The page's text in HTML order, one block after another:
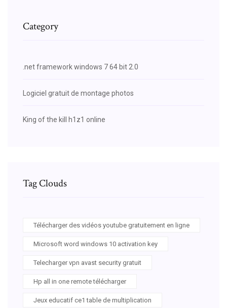
Category
.net framework windows 7 64 bit 2.0
Logiciel gratuit de montage photos
King of the kill h1z1 online
Tag Clouds
Télécharger des vidéos youtube gratuitement en ligne
Microsoft word windows 10 activation key
Telecharger vpn avast security gratuit
Hp all in one remote télécharger
Jeux educatif ce1 table de multiplication